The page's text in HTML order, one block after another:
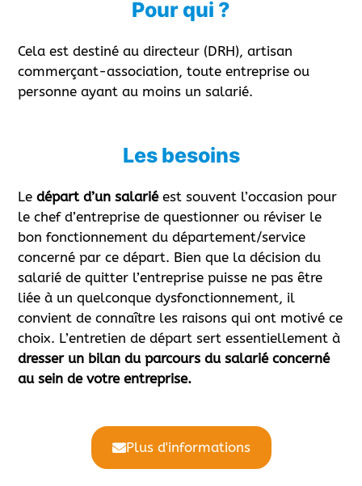
Pour qui ?
Cela est destiné au directeur (DRH), artisan
commerçant-association, toute entreprise ou
personne ayant au moins un salarié.
Les besoins
Ledépart d’un salariéest souvent l’occasion pour
le chef d’entreprise de questionner ou réviser le
bon fonctionnement du département/service
concerné par ce départ. Bien que la décision du
salarié de quitter l’entreprise puisse ne pas être
liée à un quelconque dysfonctionnement, il
convient de connaître les raisons qui ont motivé ce
choix. L’entretien de départ sert essentiellement à
dresser un bilan du parcours du salarié concerné
au sein de votre entreprise.
Plus d'informations